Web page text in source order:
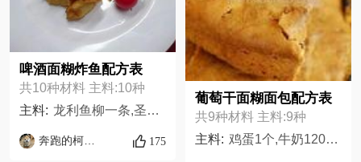
啤酒面糊炸鱼配方表
共10种材料 主料:10种
主料: 龙利鱼柳一条,圣女果2个,苦菊少许,啤酒半听,面粉适量,盐白胡椒粉适量,小苏打一勺尖,蛋黄酱适量,法香三朵,薯条半把
奔跑的柯基犬 175
葡萄干面糊面包配方表
共9种材料 主料:9种
主料: 鸡蛋1个,牛奶120克,盐1/,水60克,酵母7克,中筋面粉250克,白糖50克,黄油110克,葡萄干100克,